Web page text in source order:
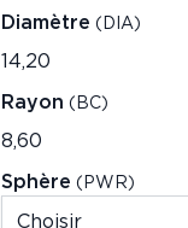
Diamètre (DIA)
Rayon (BC)
Sphère (PWR)